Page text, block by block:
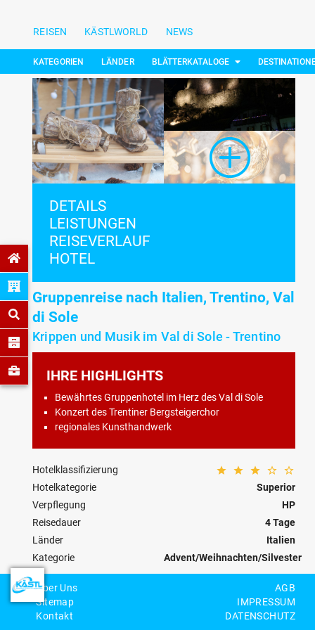
REISEN KÄSTLWORLD NEWS
KATEGORIEN LÄNDER BLÄTTERKATALOGE
DETAILS
LEISTUNGEN
REISEVERLAUF
HOTEL
Gruppenreise nach Italien, Trentino, Val
di Sole
Krippen und Musik im Val di Sole - Trentino
IHRE HIGHLIGHTS
Bewährtes Gruppenhotel im Herz des Val di Sole
Konzert des Trentiner Bergsteigerchor
regionales Kunsthandwerk
Hotelklassifizierung
Hotelkategorie
Superior
Verpflegung
HP
Reisedauer
4 Tage
Länder
Italien
Kategorie
Advent/Weihnachten/Silvester
Reisecode
IT-00-W-0011
Über Uns
Sitemap
Kontakt
AGB
IMPRESSUM
DATENSCHUTZ